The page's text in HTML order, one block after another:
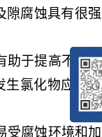
腐蚀具有很强
助于提高不锈钢
生氯化物应力腐
腐蚀环境和加